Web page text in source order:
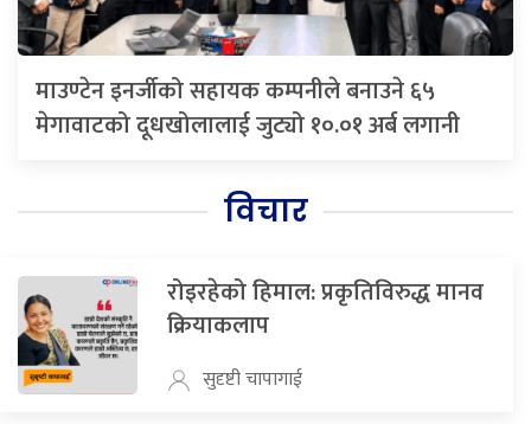
माउण्टेन इनर्जीको सहायक कम्पनीले बनाउने ६५
मेगावाटको दूधखोलालाई जुट्यो १०.०१ अर्ब लगानी
विचार
रोइरहेको हिमाल: प्रकृतिविरुद्ध मानव
क्रियाकलाप
सुदृष्टी चापागाई